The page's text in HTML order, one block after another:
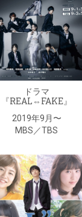
ドラマ
『REAL⇔FAKE』
2019年9月〜
MBS／TBS